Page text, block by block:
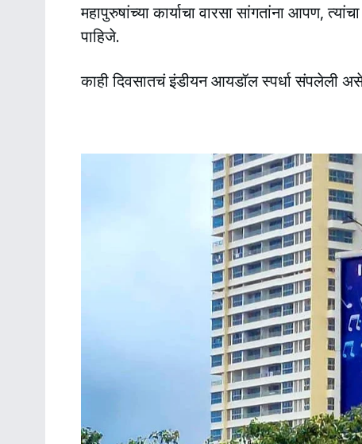
महापुरुषांच्या कार्याचा वारसा सांगतांना आपण,
पाहिजे.
काही दिवसातचं इंडीयन आयडॉल स्पर्धा संपलेली